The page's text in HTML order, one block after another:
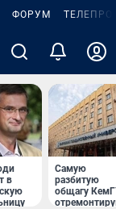
ФОРУМ
в
Самую
разбитую
общагу